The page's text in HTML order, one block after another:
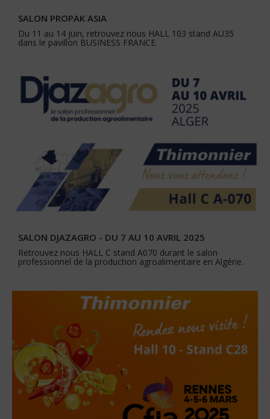
SALON PROPAK ASIA
Du 11 au 14 juin, retrouvez nous HALL 103 stand AU35
dans le pavillon BUSINESS FRANCE.
SALON DJAZAGRO - DU 7 AU 10 AVRIL 2025
Retrouvez nous HALL C stand A070 durant le salon
professionnel de la production agroalimentaire en Algérie.